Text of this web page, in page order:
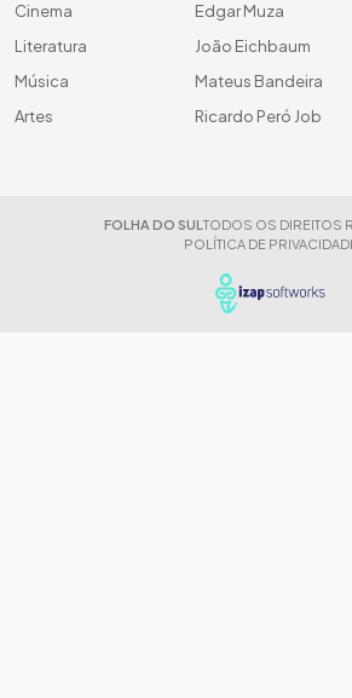
Cinema
Literatura
Música
Artes
Edgar Muza
João Eichbaum
Mateus Bandeira
Ricardo Peró Job
FOLHA DO SUL TODOS OS DIREITOS
POLÍTICA DE